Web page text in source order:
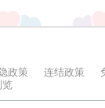
政策 连结政策
览